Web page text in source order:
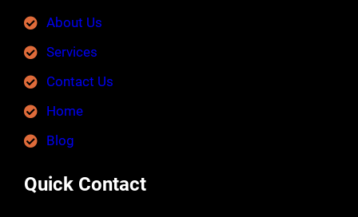
About Us
Services
Contact Us
Home
Blog
Quick Contact